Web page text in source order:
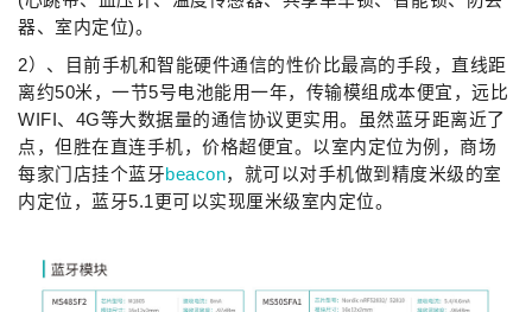
器、室内定位)。
2）、目前手机和智能硬件通信的性价比最高的手段，直线距
离约50米，一节5号电池能用一年，传输模组成本便宜，远比
WIFI、4G等大数据量的通信协议更实用。虽然蓝牙距离近了
点，但胜在直连手机，价格超便宜。以室内定位为例，商场
每家门店挂个蓝牙beacon，就可以对手机做到精度米级的室
内定位，蓝牙5.1更可以实现厘米级室内定位。